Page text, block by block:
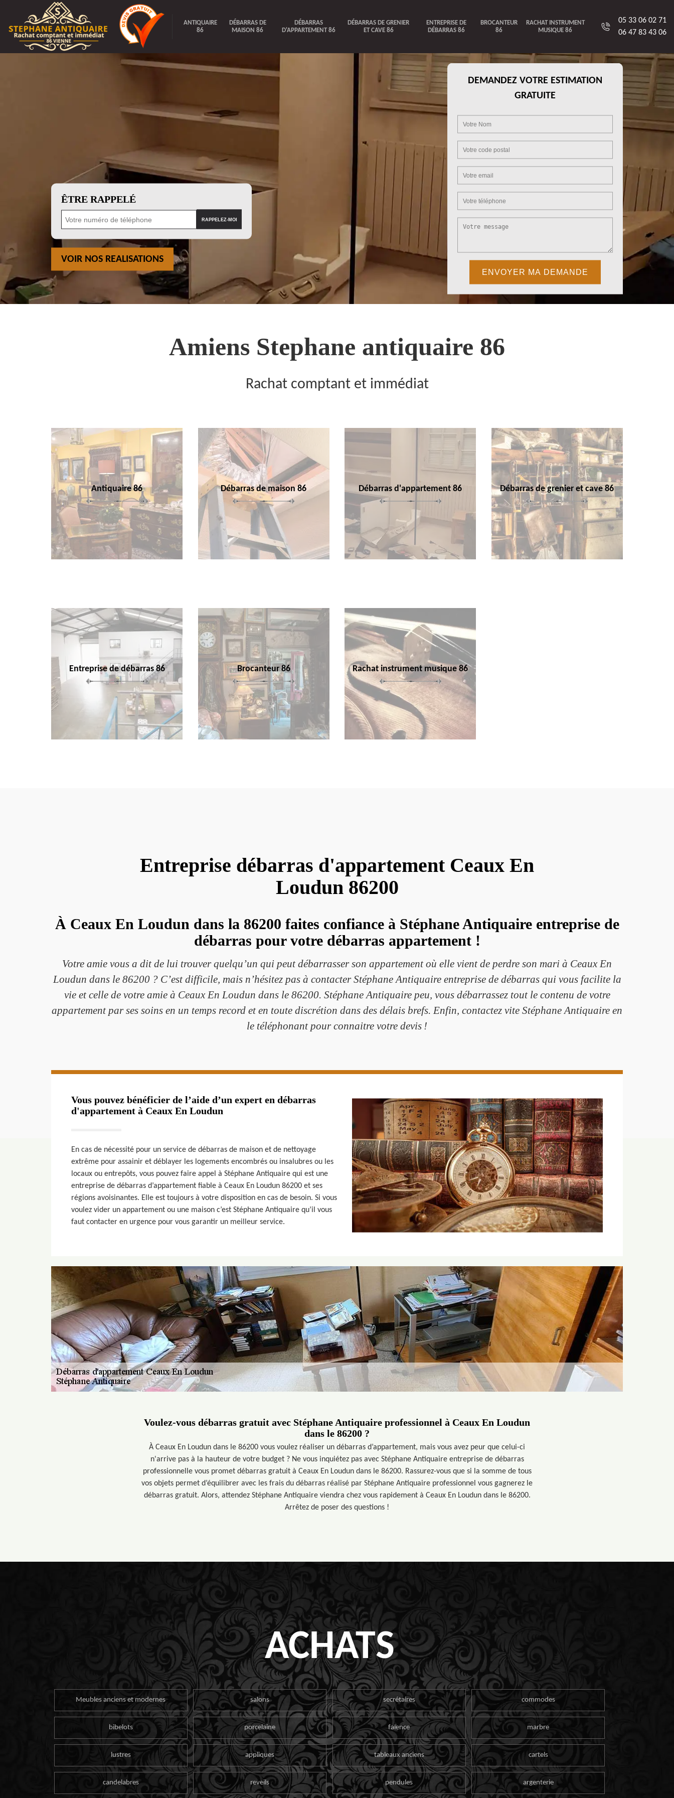
ANTIQUAIRE
86
DÉBARRAS DE
MAISON 86
DÉBARRAS
D'APPARTEMENT 86
DÉBARRAS DE GRENIER
ET CAVE 86
ENTREPRISE DE
DÉBARRAS 86
BROCANTEUR
86
RACHAT INSTRUMENT
MUSIQUE 86
05 33 06 02 71
06 47 83 43 06
ÊTRE RAPPELÉ
VOIR NOS REALISATIONS
DEMANDEZ VOTRE ESTIMATION
GRATUITE
Amiens Stephane antiquaire 86
Rachat comptant et immédiat
Antiquaire 86 Débarras de maison 86 Débarras d'appartement 86 Débarras de grenier et cave 86
Entreprise de débarras 86 Brocanteur 86 Rachat instrument musique 86
Entreprise débarras d'appartement Ceaux En
Loudun 86200
À Ceaux En Loudun dans la 86200 faites confiance à Stéphane Antiquaire entreprise de
débarras pour votre débarras appartement !
Votre amie vous a dit de lui trouver quelqu’un qui peut débarrasser son appartement où elle vient de perdre son mari à Ceaux En
Loudun dans le 86200 ? C’est difficile, mais n’hésitez pas à contacter Stéphane Antiquaire entreprise de débarras qui vous facilite la
vie et celle de votre amie à Ceaux En Loudun dans le 86200. Stéphane Antiquaire peu, vous débarrassez tout le contenu de votre
appartement par ses soins en un temps record et en toute discrétion dans des délais brefs. Enfin, contactez vite Stéphane Antiquaire en
le téléphonant pour connaitre votre devis !
Vous pouvez bénéficier de l’aide d’un expert en débarras
d'appartement à Ceaux En Loudun
En cas de nécessité pour un service de débarras de maison et de nettoyage
extrême pour assainir et déblayer les logements encombrés ou insalubres ou les
locaux ou entrepôts, vous pouvez faire appel à Stéphane Antiquaire qui est une
entreprise de débarras d’appartement fiable à Ceaux En Loudun 86200 et ses
régions avoisinantes. Elle est toujours à votre disposition en cas de besoin. Si vous
voulez vider un appartement ou une maison c’est Stéphane Antiquaire qu’il vous
faut contacter en urgence pour vous garantir un meilleur service.
Voulez-vous débarras gratuit avec Stéphane Antiquaire professionnel à Ceaux En Loudun
dans le 86200 ?
À Ceaux En Loudun dans le 86200 vous voulez réaliser un débarras d’appartement, mais vous avez peur que celui-ci
n'arrive pas à la hauteur de votre budget ? Ne vous inquiétez pas avec Stéphane Antiquaire entreprise de débarras
professionnelle vous promet débarras gratuit à Ceaux En Loudun dans le 86200. Rassurez-vous que si la somme de tous
vos objets permet d’équilibrer avec les frais du débarras réalisé par Stéphane Antiquaire professionnel vous gagnerez le
débarras gratuit. Alors, attendez Stéphane Antiquaire viendra chez vous rapidement à Ceaux En Loudun dans le 86200.
Arrêtez de poser des questions !
ACHATS
Meubles anciens et modernes salons secrétaires commodes
bibelots porcelaine faïence marbre
lustres appliques tableaux anciens cartels
candelabres reveils pendules argenterie